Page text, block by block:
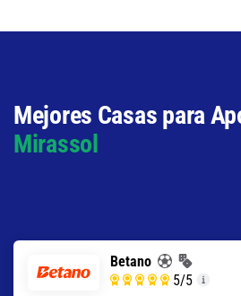
Mejores Casas para
Mirassol
Betano
5/5